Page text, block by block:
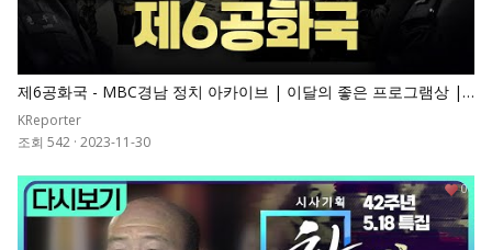
제6공화국 - MBC경남 정치 아카이브 | 이달의 좋은 프로그램상 |
MBC 계열사 작품대회 금상 | 경남민주언론상 특별상
KReporter
조회 542 · 2023-11-30
0